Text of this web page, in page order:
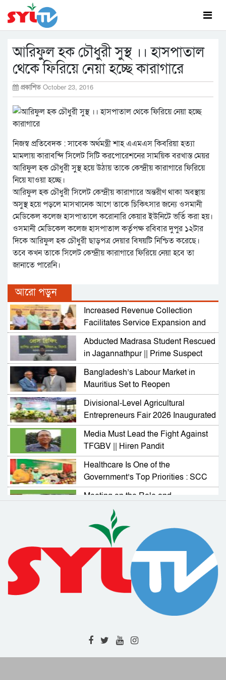
আরিফুল হক চৌধুরী সুস্থ ।। হাসপাতাল
থেকে ফিরিয়ে নেয়া হচ্ছে কারাগারে
প্রকাশিত October 23, 2016
নিজস্ব প্রতিবেদক : সাবেক অর্থমন্ত্রী শাহ এএমএস কিবরিয়া হত্যা
মামলায় কারাবন্দি সিলেট সিটি করপোরেশনের সাময়িক বরখাস্ত মেয়র
আরিফুল হক চৌধুরী সুস্থ হয়ে উঠায় তাকে কেন্দ্রীয় কারাগারে ফিরিয়ে
নিয়ে যাওয়া হচ্ছে।
আরিফুল হক চৌধুরী সিলেট কেন্দ্রীয় কারাগারে অন্তরীণ থাকা অবস্থায়
অসুস্থ হয়ে পড়লে মাসখানেক আগে তাকে চিকিৎসার জন্যে ওসমানী
মেডিকেল কলেজ হাসপাতালে করোনারি কেয়ার ইউনিটে ভর্তি করা হয়।
ওসমানী মেডিকেল কলেজ হাসপাতাল কর্তৃপক্ষ রবিবার দুপুর ১২টার
দিকে আরিফুল হক চৌধুরী ছাড়পত্র দেয়ার বিষয়টি নিশ্চিত করেছে।
তবে কখন তাকে সিলেট কেন্দ্রীয় কারাগারে ফিরিয়ে নেয়া হবে তা
জানাতে পারেনি।
আরো পড়ুন
Increased Revenue Collection
Facilitates Service Expansion and
Development
Abducted Madrasa Student Rescued
in Jagannathpur || Prime Suspect
Arrested
Bangladesh’s Labour Market in
Mauritius Set to Reopen
Divisional-Level Agricultural
Entrepreneurs Fair 2026 Inaugurated
in Sylhet
Media Must Lead the Fight Against
TFGBV || Hiren Pandit
Healthcare Is One of the
Government’s Top Priorities : SCC
Administrator
Meeting on the Role and
Responsibilities of NGOs in
Activating Village Courts
RAB Arrests Murder Case Accused
from Companiganj
Complaint Resolution Cell Formed
to Address Problems Faced by
Expatriates
Drainage and Road Repair Work to
Begin Soon : SCC Administrator
RAB-9 Arrests One with 7kg of